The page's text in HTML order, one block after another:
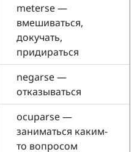
meterse —
вмешиваться,
докучать,
придираться
negarse —
отказываться
ocuparse —
заниматься каким-
то вопросом